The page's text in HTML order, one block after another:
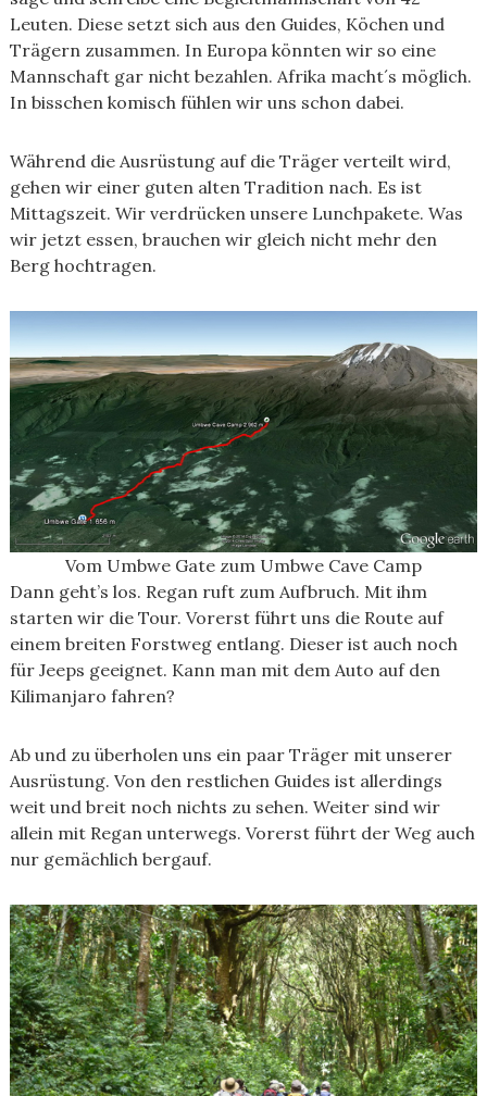
Leuten. Diese setzt sich aus den Guides, Köchen und
Trägern zusammen. In Europa könnten wir so eine
Mannschaft gar nicht bezahlen. Afrika macht´s möglich.
In bisschen komisch fühlen wir uns schon dabei.
Während die Ausrüstung auf die Träger verteilt wird,
gehen wir einer guten alten Tradition nach. Es ist
Mittagszeit. Wir verdrücken unsere Lunchpakete. Was
wir jetzt essen, brauchen wir gleich nicht mehr den
Berg hochtragen.
Vom Umbwe Gate zum Umbwe Cave Camp
Dann geht’s los. Regan ruft zum Aufbruch. Mit ihm
starten wir die Tour. Vorerst führt uns die Route auf
einem breiten Forstweg entlang. Dieser ist auch noch
für Jeeps geeignet. Kann man mit dem Auto auf den
Kilimanjaro fahren?
Ab und zu überholen uns ein paar Träger mit unserer
Ausrüstung. Von den restlichen Guides ist allerdings
weit und breit noch nichts zu sehen. Weiter sind wir
allein mit Regan unterwegs. Vorerst führt der Weg auch
nur gemächlich bergauf.